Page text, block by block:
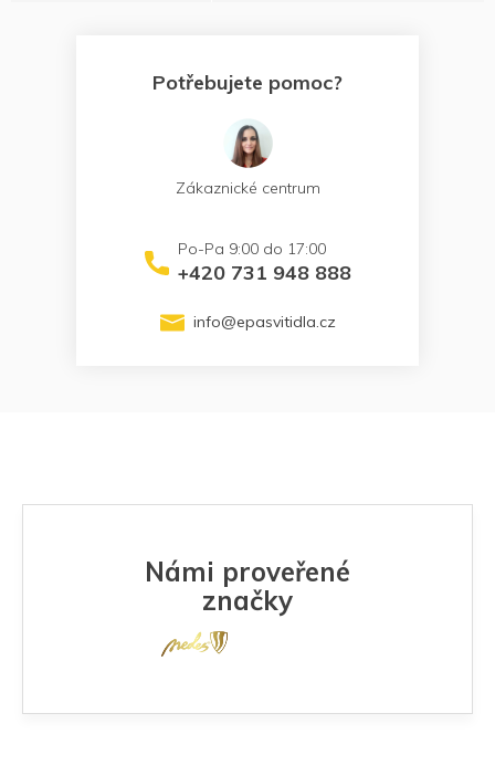
Potřebujete pomoc?
Zákaznické centrum
+420 731 948 888
info@epasvitidla.cz
Námi proveřené
značky